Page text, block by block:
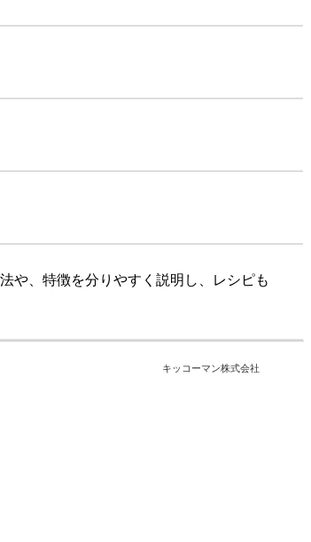
や、特徴を分りやすく説明し、レシピも
キッコーマン株式会社